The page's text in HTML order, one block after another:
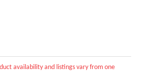
availability and listings vary from one